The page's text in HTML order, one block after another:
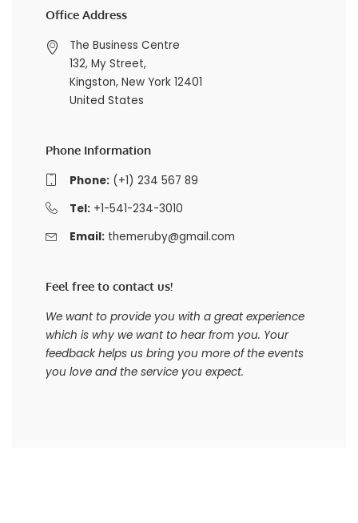
Office Address
The Business Centre
132, My Street,
Kingston, New York 12401
United States
Phone Information
Phone:(+1) 234 567 89
Tel:+1-541-234-3010
Email: themeruby@gmail.com
Feel free to contact us!
We want to provide you with a great experience
which is why we want to hear from you. Your
feedback helps us bring you more of the events
you love and the service you expect.